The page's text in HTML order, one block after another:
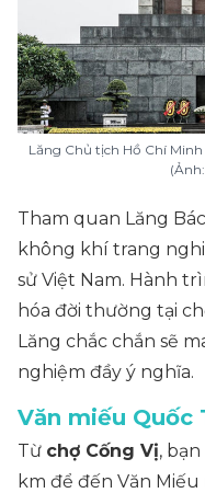
Lăng Chủ tịch Hồ Chí
Tham quan Lăng
không khí trang
sử Việt Nam. Hành
hóa đời thường tại
Lăng chắc chắn sẽ
nghiệm đầy ý nghĩa.
Văn miếu Quốc
Từ chợ Cống Vị,
km để đến Văn